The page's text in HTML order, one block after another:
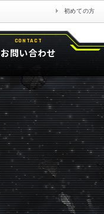
初めての方
CONTACT
お問い合わせ